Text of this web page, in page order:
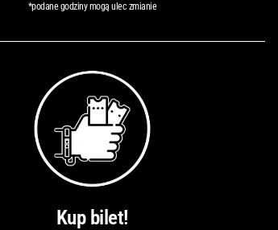
*podane godziny mogą ulec zmianie
Kup bilet!